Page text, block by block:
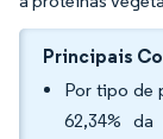
Principais
Por tipo de
62,34%